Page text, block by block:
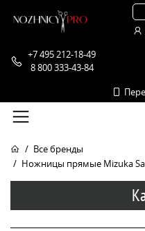
+7 495 212-18-49
8 800 333-43-84
Все бренды
Ножницы прямые Mizuka